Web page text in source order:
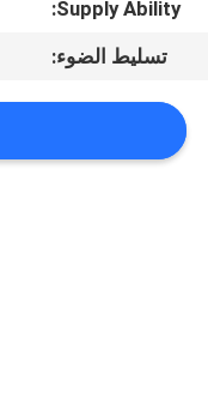
اتصل
أخبار
Supply Ability:
تسليط الضوء: